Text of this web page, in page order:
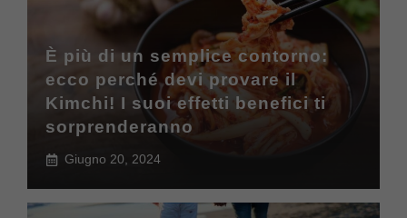
È più di un semplice contorno:
ecco perché devi provare il
Kimchi! I suoi effetti benefici ti
sorprenderanno
Giugno 20, 2024